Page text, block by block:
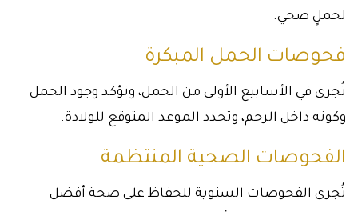
لحملٍ صحي.
فحوصات الحمل المبكرة
تُجرى في الأسابيع الأولى من الحمل، وتؤكد وجود الحمل
وكونه داخل الرحم، وتحدد الموعد المتوقع للولادة.
الفحوصات الصحية المنتظمة
تُجرى الفحوصات السنوية للحفاظ على صحة أفضل